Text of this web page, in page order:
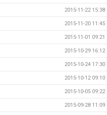
2015-11-22 15:38
2015-11-20 11:45
2015-11-01 09:21
2015-10-29 16:12
2015-10-24 17:30
2015-10-12 09:10
2015-10-05 09:22
2015-09-28 11:09